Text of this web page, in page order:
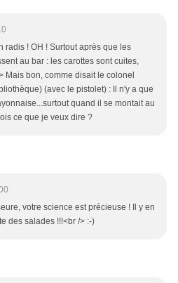
radis ! OH ! Surtout après que les
au bar : les carottes sont cuites,
Mais bon, comme disait le colonel
(avec le pistolet) : Il n'y a que
quand il se montait au
ce que je veux dire ?
votre science est précieuse ! Il y en
des salades !!!<br /> :-)